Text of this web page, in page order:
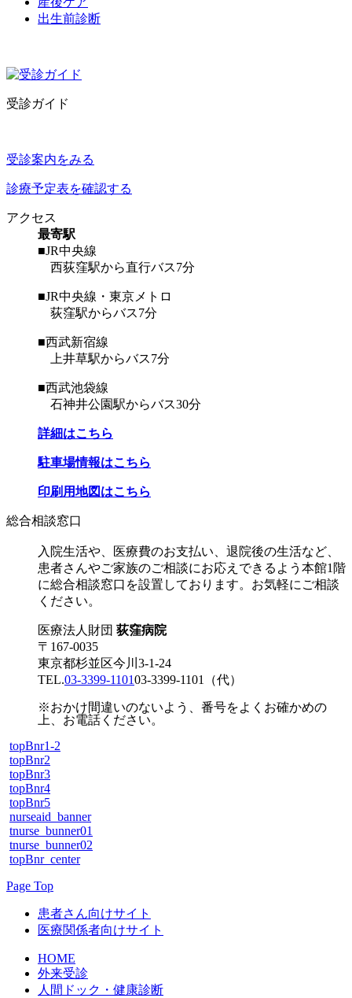
出生前診断
受診ガイド
受診案内をみる
診療予定表を確認する
アクセス
最寄駅
■JR中央線
西荻窪駅から直行バス7分
■JR中央線・東京メトロ
荻窪駅からバス7分
■西武新宿線
上井草駅からバス7分
■西武池袋線
石神井公園駅からバス30分
詳細はこちら
駐車場情報はこちら
印刷用地図はこちら
総合相談窓口
入院生活や、医療費のお支払い、退院後の生活など、
患者さんやご家族のご相談にお応えできるよう本館1階
に総合相談窓口を設置しております。お気軽にご相談
ください。
医療法人財団 荻窪病院
〒167-0035
東京都杉並区今川3-1-24
TEL.03-3399-110103-3399-1101 （代）
※おかけ間違いのないよう、番号をよくお確かめの
上、お電話ください。
topBnr1-2
topBnr2
topBnr3
topBnr4
topBnr5
nurseaid_banner
tnurse_bunner01
tnurse_bunner02
topBnr_center
Page Top
患者さん向けサイト
医療関係者向けサイト
HOME
外来受診
人間ドック・健康診断